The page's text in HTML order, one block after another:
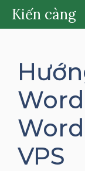
Chuyển
đến
dung
Kiến càng
VPS